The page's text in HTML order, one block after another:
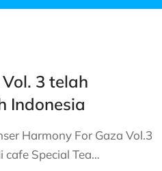
3 telah
Indonesia
Harmony For Gaza Vol.3
cafe Special Tea…